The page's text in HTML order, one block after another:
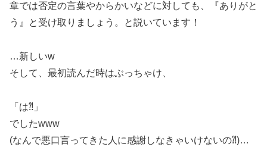
章では否定の言葉やからかいなどに対しても、『ありがと
う』と受け取りましょう。と説いています！
…新しいw
そして、最初読んだ時はぶっちゃけ、
「は⁈」
でしたwww
(なんで悪口言ってきた人に感謝しなきゃいけないの⁈)…